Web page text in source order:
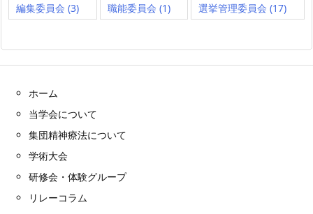
編集委員会 (3) 職能委員会 (1) 選挙管理委員会 (17)
ホーム
当学会について
集団精神療法について
学術大会
研修会・体験グループ
リレーコラム